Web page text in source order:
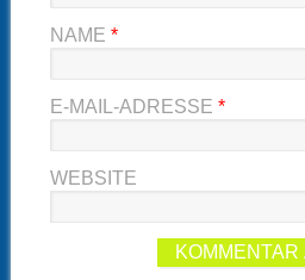
NAME *
E-MAIL-ADRESSE *
WEBSITE